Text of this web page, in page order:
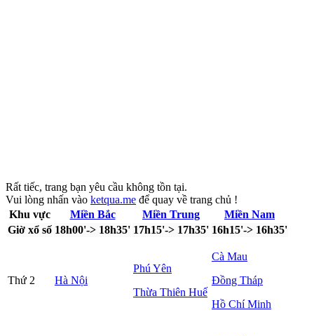
Rất tiếc, trang bạn yêu cầu không tồn tại.
Vui lòng nhấn vào ketqua.me để quay về trang chủ !
Khu vực
Miền Bắc Miền Trung
Miền Nam
Giờ xổ số 18h00'-> 18h35' 17h15'-> 17h35' 16h15'-> 16h35'
Thứ 2 Hà Nội
Phú Yên
Thừa Thiên Huế
Cà Mau
Đồng Tháp
Hồ Chí Minh